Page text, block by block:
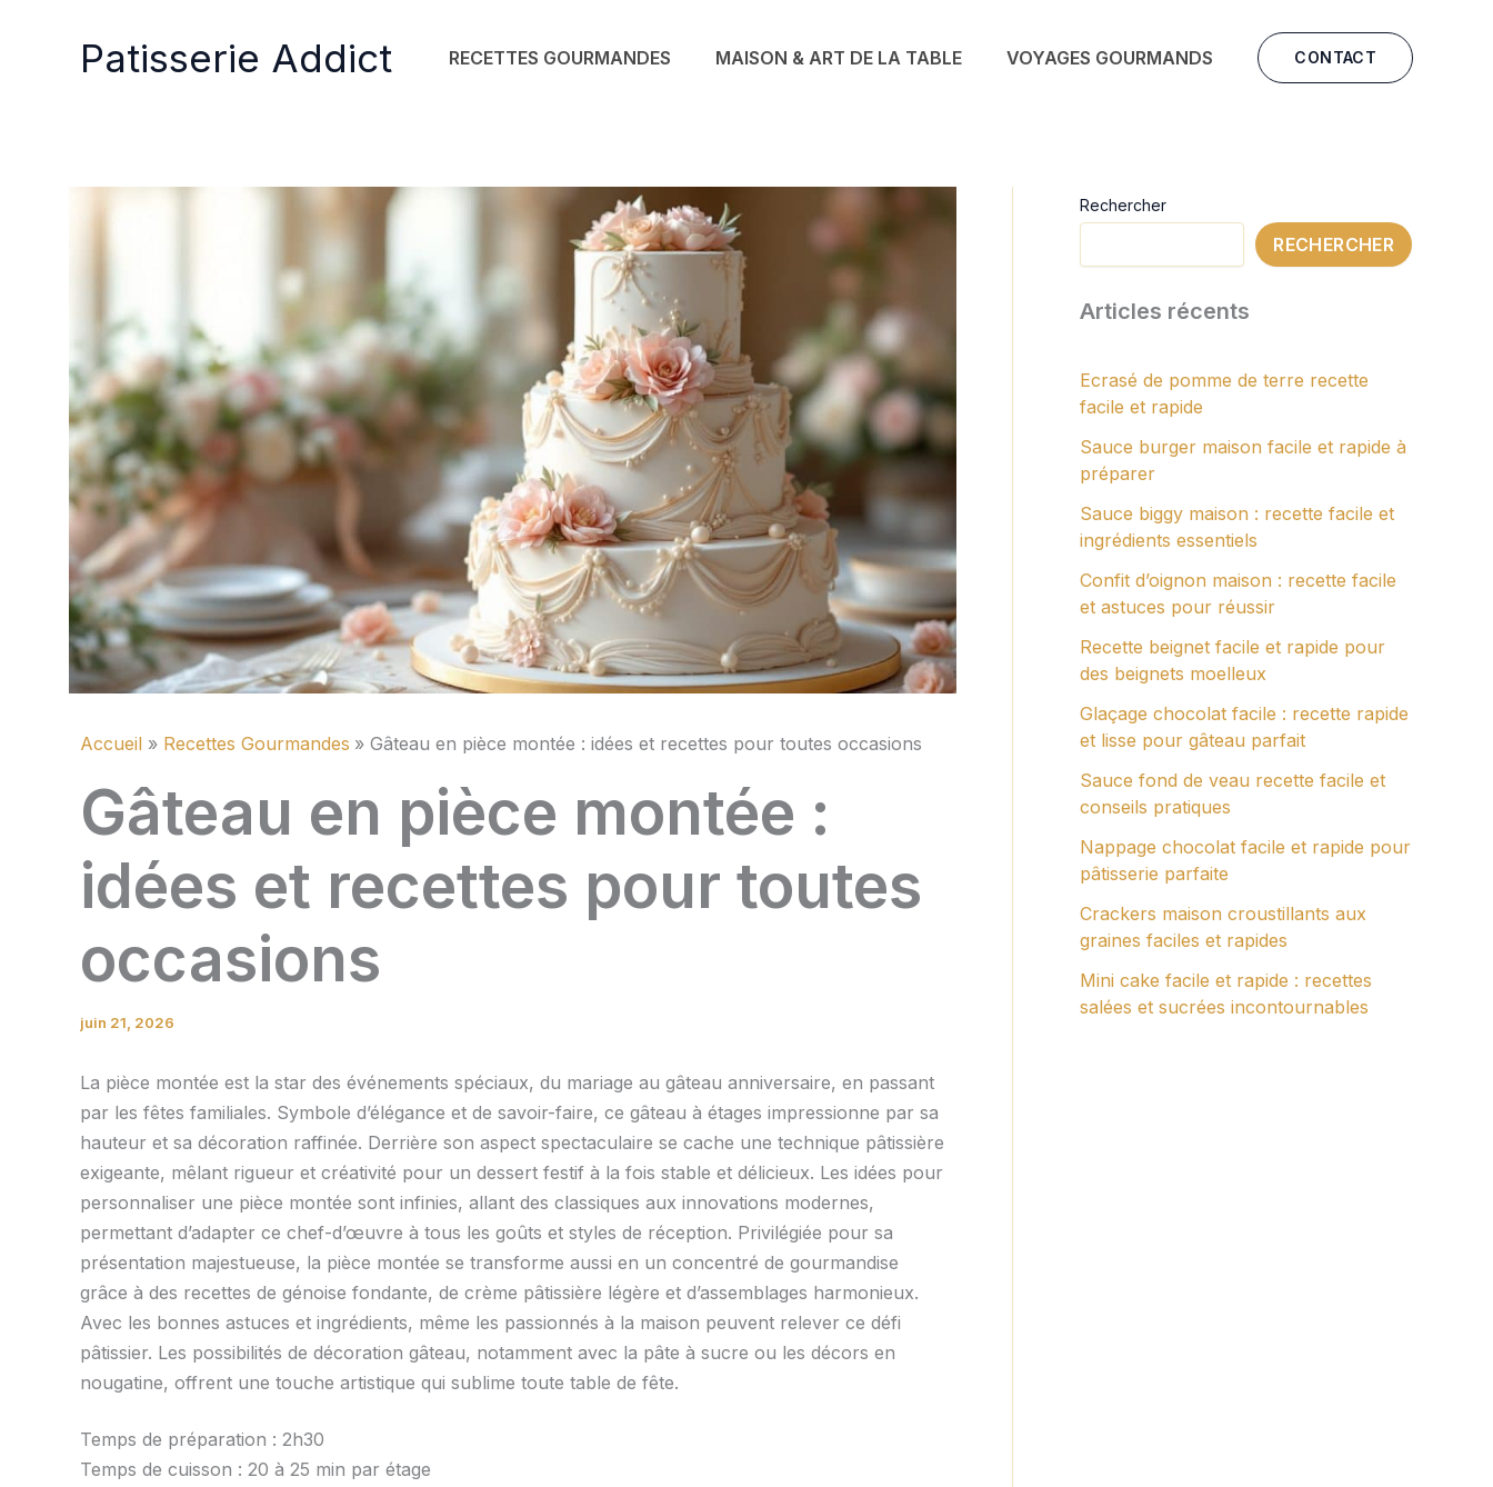
Patisserie Addict RECETTES GOURMANDES MAISON & ART DE LA TABLE VOYAGES GOURMANDS CONTACT
Accueil Recettes Gourmandes Gâteau en pièce montée : idées et recettes pour toutes occasions
Gâteau en pièce montée :
idées et recettes pour toutes
occasions
juin 21, 2026
La pièce montée est la star des événements spéciaux, du mariage au gâteau anniversaire, en passant
par les fêtes familiales. Symbole d’élégance et de savoir-faire, ce gâteau à étages impressionne par sa
hauteur et sa décoration raffinée. Derrière son aspect spectaculaire se cache une technique pâtissière
exigeante, mêlant rigueur et créativité pour un dessert festif à la fois stable et délicieux. Les idées pour
personnaliser une pièce montée sont infinies, allant des classiques aux innovations modernes,
permettant d’adapter ce chef-d’œuvre à tous les goûts et styles de réception. Privilégiée pour sa
présentation majestueuse, la pièce montée se transforme aussi en un concentré de gourmandise
grâce à des recettes de génoise fondante, de crème pâtissière légère et d’assemblages harmonieux.
Avec les bonnes astuces et ingrédients, même les passionnés à la maison peuvent relever ce défi
pâtissier. Les possibilités de décoration gâteau, notamment avec la pâte à sucre ou les décors en
nougatine, offrent une touche artistique qui sublime toute table de fête.
Temps de préparation : 2h30
Temps de cuisson : 20 à 25 min par étage
Rechercher
RECHERCHER
Articles récents
Ecrasé de pomme de terre recette
facile et rapide
Sauce burger maison facile et rapide à
préparer
Sauce biggy maison : recette facile et
ingrédients essentiels
Confit d’oignon maison : recette facile
et astuces pour réussir
Recette beignet facile et rapide pour
des beignets moelleux
Glaçage chocolat facile : recette rapide
et lisse pour gâteau parfait
Sauce fond de veau recette facile et
conseils pratiques
Nappage chocolat facile et rapide pour
pâtisserie parfaite
Crackers maison croustillants aux
graines faciles et rapides
Mini cake facile et rapide : recettes
salées et sucrées incontournables